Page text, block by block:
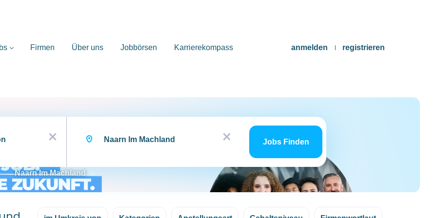
anmelden registrieren
Firmen Über uns Jobbörsen Karrierekompass
x
x
Jobs
findenJobs Finden
Naarn Im Machland